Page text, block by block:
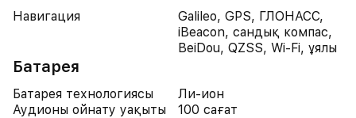
Навигация
Galileo, GPS, ГЛОНАСС,
iBeacon, сандық компас,
BeiDou, QZSS, Wi-Fi, ұялы
Батарея
Батарея технологиясы
Ли-ион
Аудионы ойнату уақыты
100 сағат